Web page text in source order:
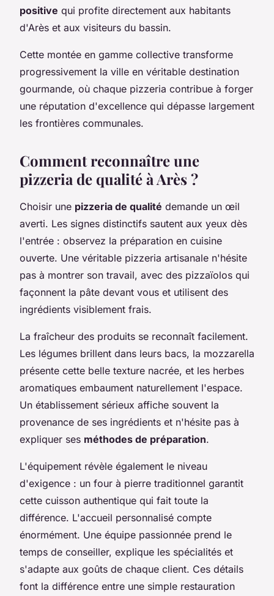
positive qui profite directement aux habitants
d'Arès et aux visiteurs du bassin.
Cette montée en gamme collective transforme
progressivement la ville en véritable destination
gourmande, où chaque pizzeria contribue à forger
une réputation d'excellence qui dépasse largement
les frontières communales.
Comment reconnaître une
pizzeria de qualité à Arès ?
Choisir une pizzeria de qualité demande un œil
averti. Les signes distinctifs sautent aux yeux dès
l'entrée : observez la préparation en cuisine
ouverte. Une véritable pizzeria artisanale n'hésite
pas à montrer son travail, avec des pizzaïolos qui
façonnent la pâte devant vous et utilisent des
ingrédients visiblement frais.
La fraîcheur des produits se reconnaît facilement.
Les légumes brillent dans leurs bacs, la mozzarella
présente cette belle texture nacrée, et les herbes
aromatiques embaument naturellement l'espace.
Un établissement sérieux affiche souvent la
provenance de ses ingrédients et n'hésite pas à
expliquer ses méthodes de préparation.
L'équipement révèle également le niveau
d'exigence : un four à pierre traditionnel garantit
cette cuisson authentique qui fait toute la
différence. L'accueil personnalisé compte
énormément. Une équipe passionnée prend le
temps de conseiller, explique les spécialités et
s'adapte aux goûts de chaque client. Ces détails
font la différence entre une simple restauration